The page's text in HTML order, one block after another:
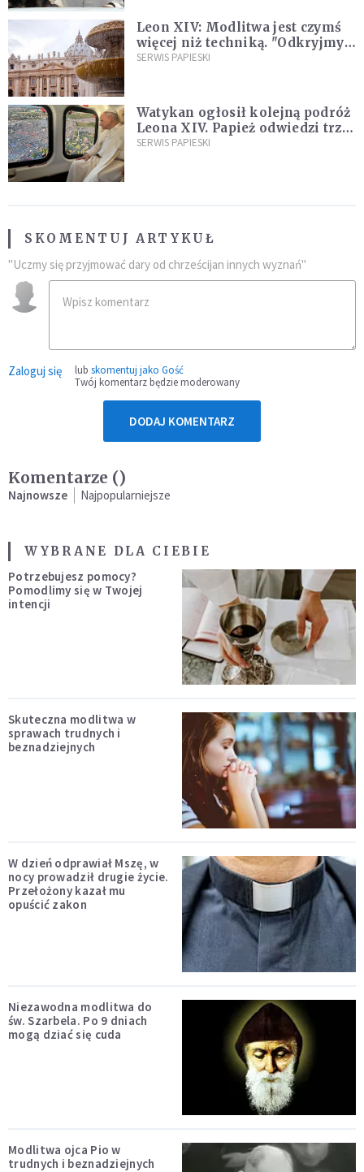
Leon XIV: Modlitwa jest czymś
więcej niż techniką. "Odkryjmy
ją na nowo"
SERWIS PAPIESKI
Watykan ogłosił kolejną podróż
Leona XIV. Papież odwiedzi trzy
kraje Ameryki Południowej
SERWIS PAPIESKI
SKOMENTUJ ARTYKUŁ
"Uczmy się przyjmować dary od chrześcijan innych wyznań"
Zaloguj się lub skomentuj jako Gość
Twój komentarz będzie moderowany
DODAJ KOMENTARZ
Komentarze ()
Najnowsze Najpopularniejsze
WYBRANE DLA CIEBIE
Potrzebujesz pomocy?
Pomodlimy się w Twojej
intencji
Skuteczna modlitwa w
sprawach trudnych i
beznadziejnych
W dzień odprawiał Mszę, w
nocy prowadził drugie życie.
Przełożony kazał mu
opuścić zakon
Niezawodna modlitwa do
św. Szarbela. Po 9 dniach
mogą dziać się cuda
Modlitwa ojca Pio w
trudnych i beznadziejnych